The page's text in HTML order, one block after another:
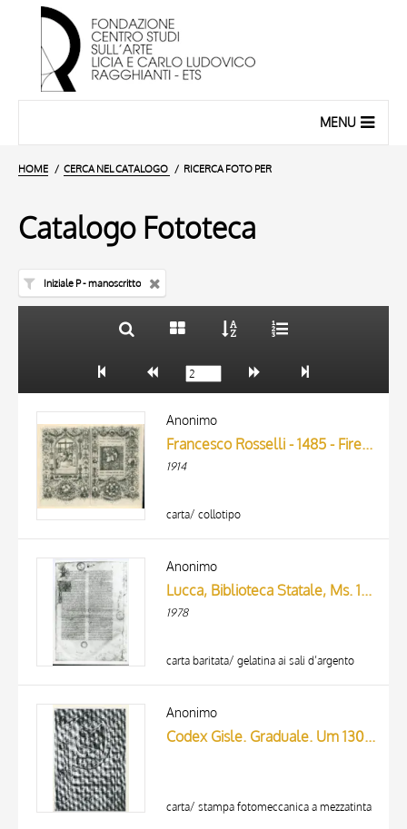
MENU
HOME CERCA NEL CATALOGO RICERCA FOTO PER
Catalogo Fototeca
Iniziale P - manoscritto
AUTORE
MATERIA E TECNICA
Anonimo
Francesco Rosselli - 1485 - Firenze, Biblioteca Medicea Laurenziana, ms. Ashburnham 1874, Libro d'Ore di Lorenzo de' Medici
1914
carta/ collotipo
Anonimo
Lucca, Biblioteca Statale, Ms. 1939, c. 1r.
1978
carta baritata/ gelatina ai sali d’argento
Anonimo
Codex Gisle. Graduale. Um 1300. Initiale P: Geburt Christi. Im Carolinum Osnabrück.
carta/ stampa fotomeccanica a mezzatinta